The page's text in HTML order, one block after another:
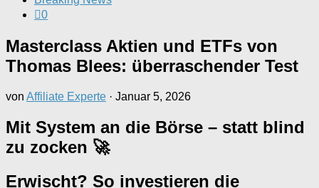
0
Masterclass Aktien und ETFs von
Thomas Blees: überraschender Test
von Affiliate Experte · Januar 5, 2026
Mit System an die Börse – statt blind
zu zocken 🚀
Erwischt? So investieren die